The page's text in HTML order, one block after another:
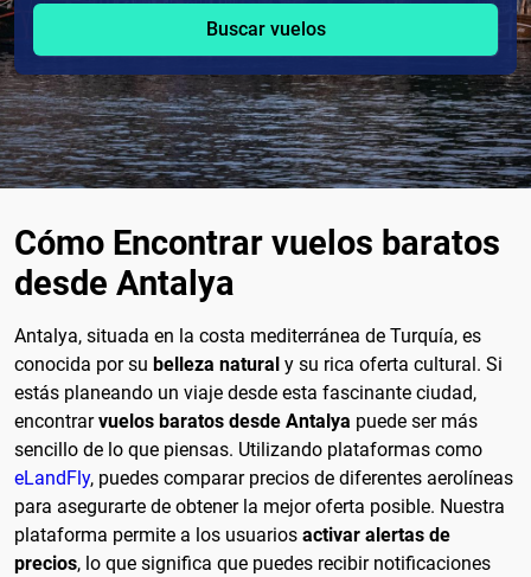
Buscar vuelos
Cómo Encontrar vuelos baratos
desde Antalya
Antalya, situada en la costa mediterránea de Turquía, es
conocida por su belleza natural y su rica oferta cultural. Si
estás planeando un viaje desde esta fascinante ciudad,
encontrarvuelos baratos desde Antalya puede ser más
sencillo de lo que piensas. Utilizando plataformas como
eLandFly, puedes comparar precios de diferentes aerolíneas
para asegurarte de obtener la mejor oferta posible. Nuestra
plataforma permite a los usuarios activar alertas de
precios, lo que significa que puedes recibir notificaciones